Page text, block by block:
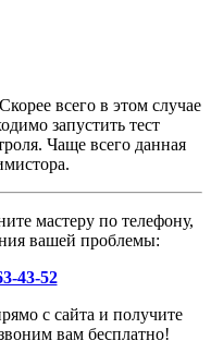
Скорее всего в этом случае
запустить тест
Чаще всего данная
мастеру по телефону,
вашей проблемы:
43-52
с сайта и получите
вам бесплатно!